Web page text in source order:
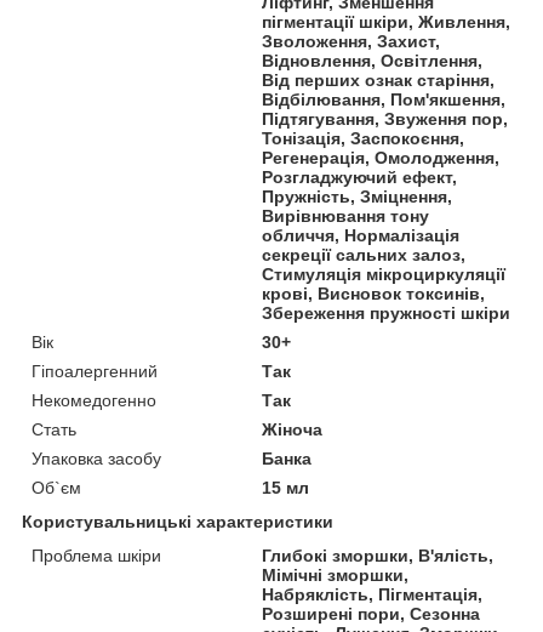
пігментації шкіри, Живлення,
Зволоження, Захист,
Відновлення, Освітлення,
Від перших ознак старіння,
Відбілювання, Пом'якшення,
Підтягування, Звуження пор,
Тонізація, Заспокоєння,
Регенерація, Омолодження,
Розгладжуючий ефект,
Пружність, Зміцнення,
Вирівнювання тону
обличчя, Нормалізація
секреції сальних залоз,
Стимуляція мікроциркуляції
крові, Висновок токсинів,
Збереження пружності шкіри
Вік
30+
Гіпоалергенний
Так
Некомедогенно
Так
Стать
Жіноча
Упаковка засобу
Банка
Об`єм
15 мл
Користувальницькі характеристики
Проблема шкіри
Глибокі зморшки, В'ялість,
Мімічні зморшки,
Набряклість, Пігментація,
Розширені пори, Сезонна